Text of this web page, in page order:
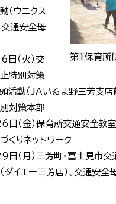
第1保育所
（ウニクス
交通安全母
（火）交
特別対策
活動（JAいるま野三芳支店
対策本部
（金）保育所交通安全教室
くりネットワーク
（月）三芳町・富士見市交
ダイエー三芳店）、交通安全